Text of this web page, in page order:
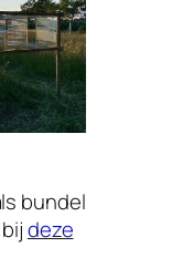
bundel
deze